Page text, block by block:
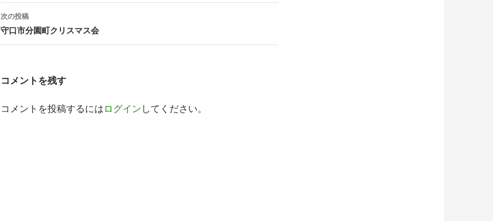
ナ
ビ
ゲ
ョ
次の投稿
守口市分園町クリスマス会
コメントを残す
コメントを投稿するには ログイン してください。